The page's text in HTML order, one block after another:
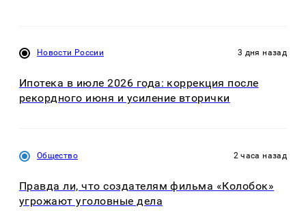
Новости России 3 дня назад
Ипотека в июле 2026 года: коррекция после
рекордного июня и усиление вторички
Общество 2 часа назад
Правда ли, что создателям фильма «Колобок»
угрожают уголовные дела